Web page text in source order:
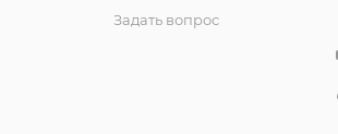
Задать вопрос